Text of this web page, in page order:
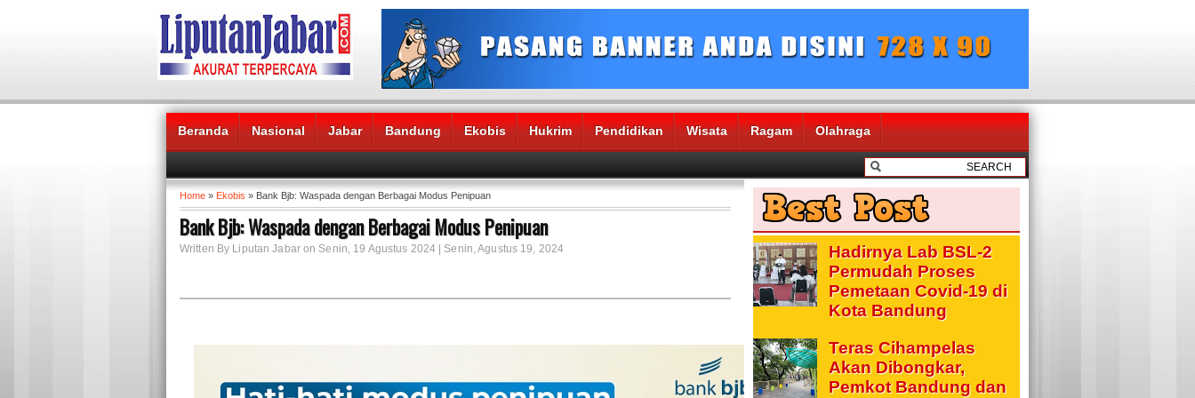
Beranda Nasional Jabar Bandung Ekobis Hukrim Pendidikan Wisata Ragam Olahraga
Headlines News :
Home » Ekobis » Bank Bjb: Waspada dengan Berbagai Modus Penipuan
Bank Bjb: Waspada dengan Berbagai Modus Penipuan
Written By Liputan Jabar on Senin, 19 Agustus 2024 | Senin, Agustus 19, 2024
Hadirnya Lab BSL-2
Permudah Proses
Pemetaan Covid-19 di
Kota Bandung
Teras Cihampelas
Akan Dibongkar,
Pemkot Bandung dan